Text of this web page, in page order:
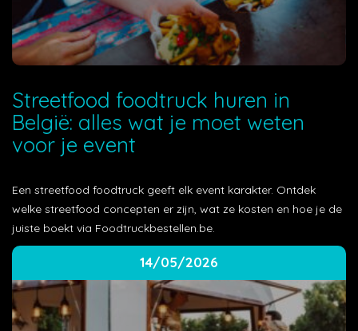
Streetfood foodtruck huren in
België: alles wat je moet weten
voor je event
Een streetfood foodtruck geeft elk event karakter. Ontdek
welke streetfood concepten er zijn, wat ze kosten en hoe je de
juiste boekt via Foodtruckbestellen.be.
14/05/2026